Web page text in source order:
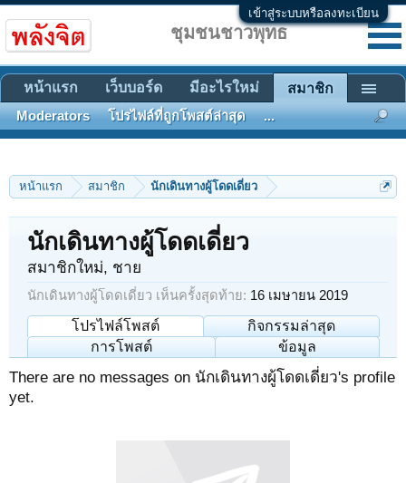
เข้าสู่ระบบหรือลงทะเบียน
หน้าแรก สมาชิก นักเดินทางผู้โดดเดี่ยว
นักเดินทางผู้โดดเดี่ยว
สมาชิกใหม่, ชาย
นักเดินทางผู้โดดเดี่ยว เห็นครั้งสุดท้าย: 16 เมษายน 2019
โปรไฟล์โพสต์
กิจกรรมล่าสุด
การโพสต์
ข้อมูล
There are no messages on นักเดินทางผู้โดดเดี่ยว's profile
yet.
ชุมชนชาวพุทธ
หน้าแรก เว็บบอร์ด มีอะไรใหม่ สมาชิก
Moderators โปรไฟล์ที่ถูกโพสต์ล่าสุด ...